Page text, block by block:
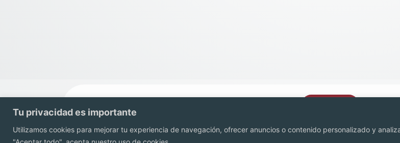
Tu privacidad es importante
Utilizamos cookies para mejorar tu experiencia de navegación, ofrecer anuncios o contenido personalizado y